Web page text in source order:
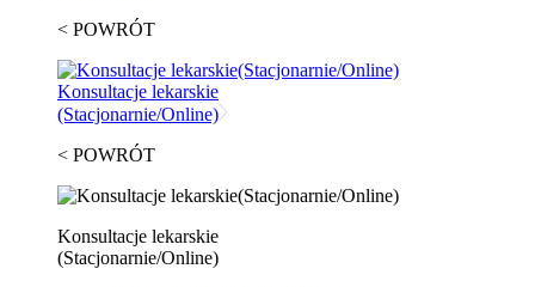
< POWRÓT
Konsultacje lekarskie
(Stacjonarnie/Online)
< POWRÓT
Konsultacje lekarskie
(Stacjonarnie/Online)